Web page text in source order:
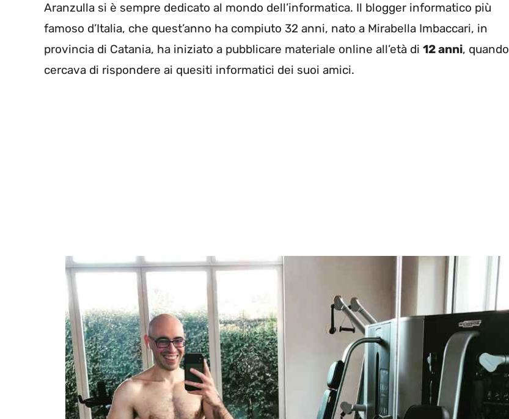
Aranzulla si è sempre dedicato al mondo dell’informatica. Il blogger informatico più
famoso d’Italia, che quest’anno ha compiuto 32 anni, nato a Mirabella Imbaccari, in
provincia di Catania, ha iniziato a pubblicare materiale online all’età di 12 anni, quando
cercava di rispondere ai quesiti informatici dei suoi amici.